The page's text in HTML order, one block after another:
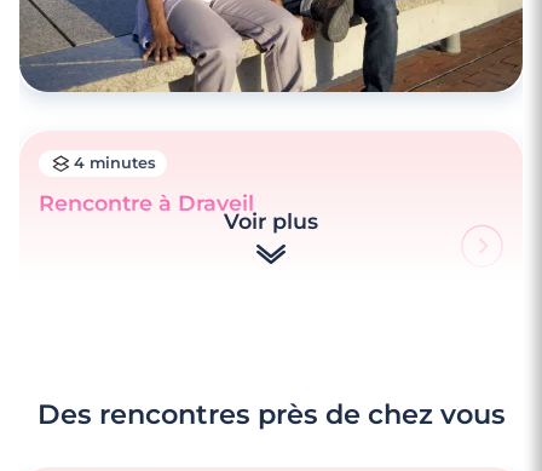
4 minutes
Rencontre à Draveil
Voir plus
Des rencontres près de chez vous